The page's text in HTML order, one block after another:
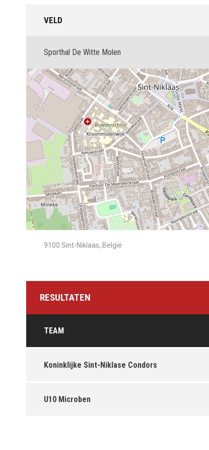
VELD
Sporthal De Witte Molen
9100 Sint-Niklaas, België
RESULTATEN
TEAM
Koninklijke Sint-Niklase Condors
U10 Microben